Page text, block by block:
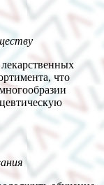
что